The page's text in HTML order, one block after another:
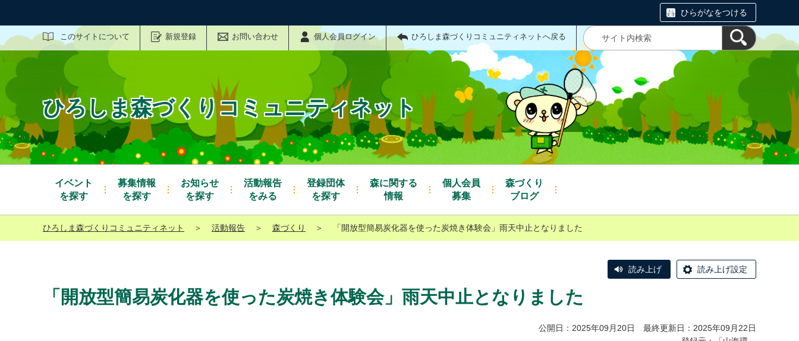
ひらがなをつける
このサイトについて 新規登録 お問い合わせ 個人会員ログイン ひろしま森づくりコミュニティネットへ戻る
サイト内検索
ひろしま森づくりコミュニティネット
イベント
を探す
募集情報
を探す
お知らせ
を探す
活動報告
をみる
登録団体
を探す
森に関する
情報
個人会員
募集
森づくり
ブログ
ひろしま森づくりコミュニティネット ＞ 活動報告 ＞ 森づくり ＞ 「開放型簡易炭化器を使った炭焼き体験会」雨天中止となりました
読み上げ 読み上げ設定
「開放型簡易炭化器を使った炭焼き体験会」雨天中止となりました
公開日：2025年09月20日 最終更新日：2025年09月22日